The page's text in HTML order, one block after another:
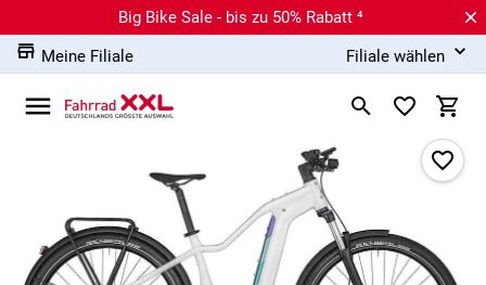
Big Bike Sale - bis zu 50% Rabatt ⁴
Meine Filiale
Filiale wählen